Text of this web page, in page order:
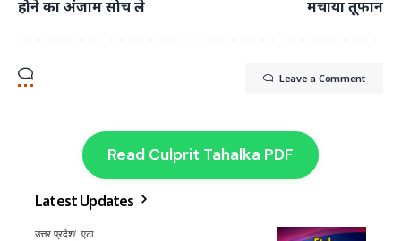
होने का अंजाम सोच ले
मचाया तूफान
Leave a Comment
Read Culprit Tahalka PDF
Latest Updates
उत्तर प्रदेश एटा